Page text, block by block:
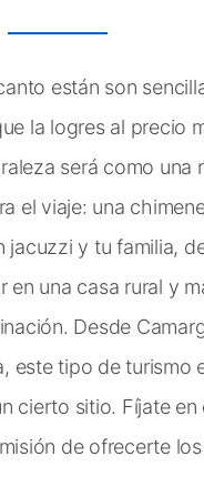
están son
la logres al precio
será como
el viaje: una
y tu familia,
una casa rural y
Desde
este tipo de turismo
cierto sitio. Fíjate
de ofrecerte